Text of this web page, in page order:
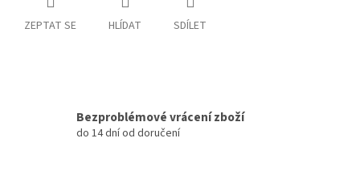
ZEPTAT SE HLÍDAT SDÍLET
Bezproblémové vrácení zboží
do 14 dní od doručení